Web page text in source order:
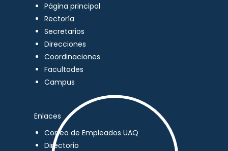
Página principal
Rectoría
Secretarios
Direcciones
Coordinaciones
Facultades
Campus
Enlaces
Correo de Empleados UAQ
Directorio